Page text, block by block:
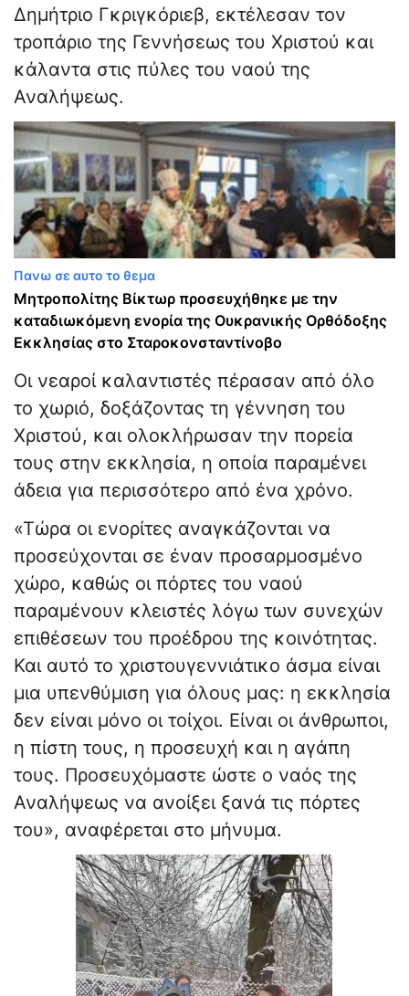
Δημήτριο Γκριγκόριεβ, εκτέλεσαν τον
τροπάριο της Γεννήσεως του Χριστού και
κάλαντα στις πύλες του ναού της
Αναλήψεως.
Πανω σε αυτο το θεμα
Μητροπολίτης Βίκτωρ προσευχήθηκε με την
καταδιωκόμενη ενορία της Ουκρανικής Ορθόδοξης
Εκκλησίας στο Σταροκονσταντίνοβο
Οι νεαροί καλαντιστές πέρασαν από όλο
το χωριό, δοξάζοντας τη γέννηση του
Χριστού, και ολοκλήρωσαν την πορεία
τους στην εκκλησία, η οποία παραμένει
άδεια για περισσότερο από ένα χρόνο.
«Τώρα οι ενορίτες αναγκάζονται να
προσεύχονται σε έναν προσαρμοσμένο
χώρο, καθώς οι πόρτες του ναού
παραμένουν κλειστές λόγω των συνεχών
επιθέσεων του προέδρου της κοινότητας.
Και αυτό το χριστουγεννιάτικο άσμα είναι
μια υπενθύμιση για όλους μας: η εκκλησία
δεν είναι μόνο οι τοίχοι. Είναι οι άνθρωποι,
η πίστη τους, η προσευχή και η αγάπη
τους. Προσευχόμαστε ώστε ο ναός της
Αναλήψεως να ανοίξει ξανά τις πόρτες
του», αναφέρεται στο μήνυμα.